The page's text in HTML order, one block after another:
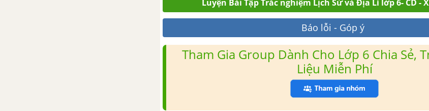
Luyện Bài Tập Trắc nghiệm Lịch Sử và Địa Lí lớp 6- CD -
Báo lỗi - Góp ý
Tham Gia Group Dành Cho Lớp 6 Chia Sẻ,
Liệu Miễn Phí